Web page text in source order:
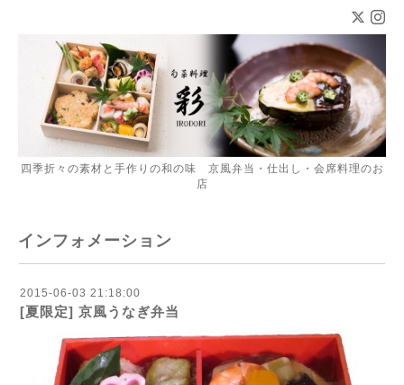
四季折々の素材と手作りの和の味 京風弁当・仕出し・会席料理のお
店
インフォメーション
2015-06-03 21:18:00
[夏限定] 京風うなぎ弁当